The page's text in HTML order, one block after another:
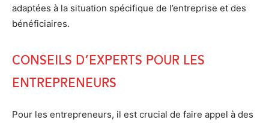
adaptées à la situation spécifique de l’entreprise et des
bénéficiaires.
Conseils d’experts pour les
entrepreneurs
Pour les entrepreneurs, il est crucial de faire appel à des